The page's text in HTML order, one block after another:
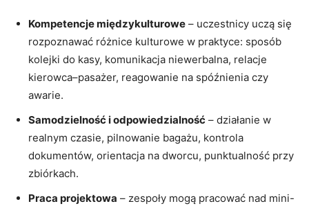
Kompetencje międzykulturowe – uczestnicy uczą się
rozpoznawać różnice kulturowe w praktyce: sposób
kolejki do kasy, komunikacja niewerbalna, relacje
kierowca–pasażer, reagowanie na spóźnienia czy
awarie.
Samodzielność i odpowiedzialność – działanie w
realnym czasie, pilnowanie bagażu, kontrola
dokumentów, orientacja na dworcu, punktualność przy
zbiórkach.
Praca projektowa – zespoły mogą pracować nad mini-